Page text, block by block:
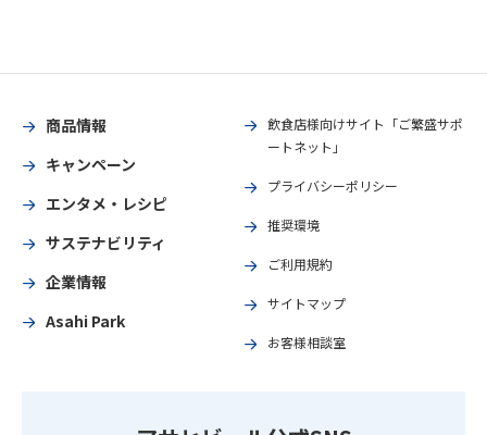
商品情報
キャンペーン
エンタメ・レシピ
サステナビリティ
企業情報
Asahi Park
飲食店様向けサイト「ご繁盛サポ
ートネット」
プライバシーポリシー
推奨環境
ご利用規約
サイトマップ
お客様相談室